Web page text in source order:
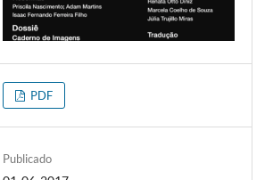
PDF
Publicado